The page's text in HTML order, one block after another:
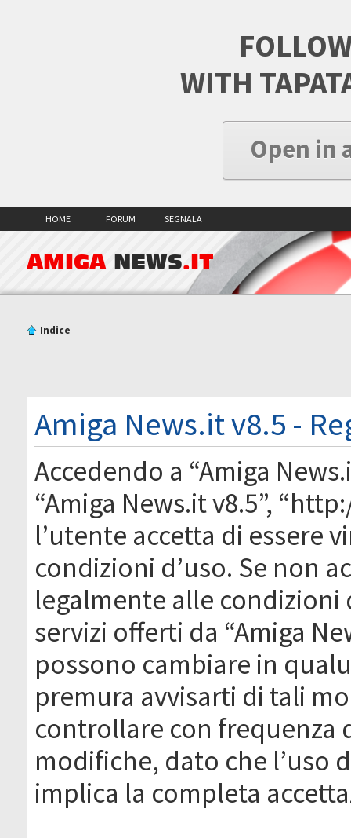
WITH
Open in
HOME FORUM SEGNALA
AMIGA NEWS.IT
Indice
Amiga News.it v8.5 -
Accedendo a “Amiga
“Amiga News.it v8.5”,
l’utente accetta di essere
condizioni d’uso. Se non
legalmente alle condizioni
servizi offerti da “Amiga
possono cambiare in
premura avvisarti di tali
controllare con frequenza
modifiche, dato che l’uso
implica la completa